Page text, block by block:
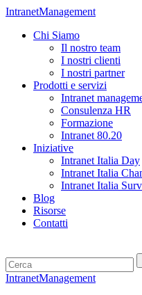
IntranetManagement
Chi Siamo
Il nostro team
I nostri clienti
I nostri partner
Prodotti e servizi
Intranet
Consulenza HR
Formazione
Intranet 80.20
Iniziative
Intranet Italia Day
Intranet Italia
Intranet Italia
Blog
Risorse
Contatti
IntranetManagement